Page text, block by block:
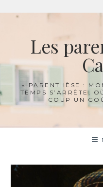
Aller
Les
« PARENTHÈSE :
TEMPS S’ARRÊTE,
COUP UN